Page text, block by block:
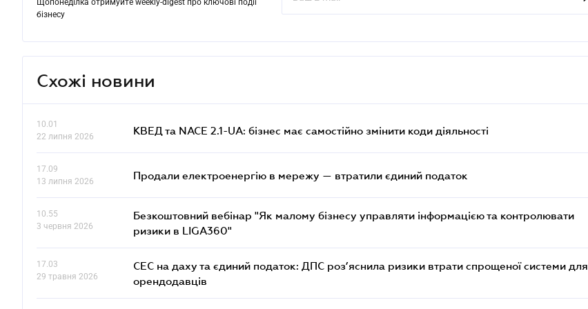
Щопонеділка отримуйте weekly-digest про ключові події
бізнесу
Схожі новини
10.01
22 липня 2026
КВЕД та NACE 2.1-UA: бізнес має самостійно змінити коди діяльності
17.09
13 липня 2026
Продали електроенергію в мережу — втратили єдиний податок
10.55
3 червня 2026
Безкоштовний вебінар "Як малому бізнесу управляти інформацією та контролювати
ризики в LIGA360"
17.03
29 травня 2026
СЕС на даху та єдиний податок: ДПС роз’яснила ризики втрати спрощеної системи для
орендодавців